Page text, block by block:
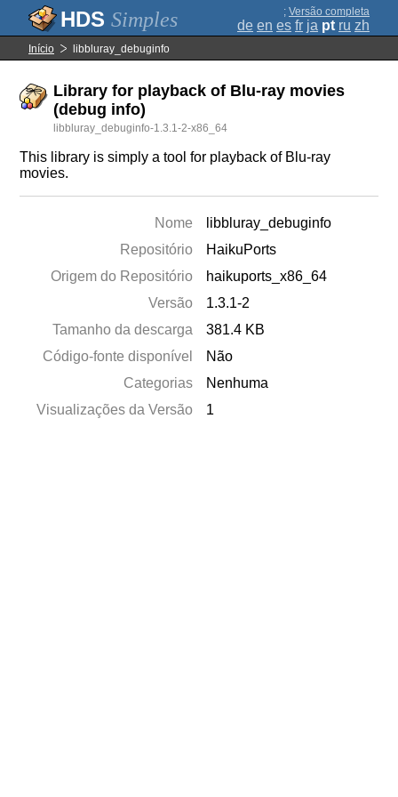
Simples ; Versão completa
de en es fr ja pt ru zh
Início libbluray_debuginfo
Library for playback of Blu-ray movies
(debug info)
libbluray_debuginfo-1.3.1-2-x86_64
This library is simply a tool for playback of Blu-ray
movies.
Nome
libbluray_debuginfo
Repositório
HaikuPorts
Origem do Repositório
haikuports_x86_64
Versão
1.3.1-2
Tamanho da descarga
381.4 KB
Código-fonte disponível
Não
Categorias
Nenhuma
Visualizações da Versão
1